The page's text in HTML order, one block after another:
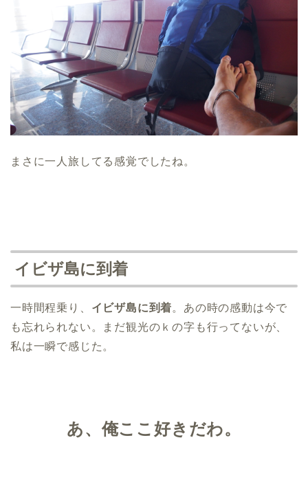
まさに一人旅してる感覚でしたね。
イビザ島に到着
一時間程乗り、 イビザ島に到着。あの時の感動は今で
も忘れられない。まだ観光のｋの字も行ってないが、
私は一瞬で感じた。
あ、俺ここ好きだわ。